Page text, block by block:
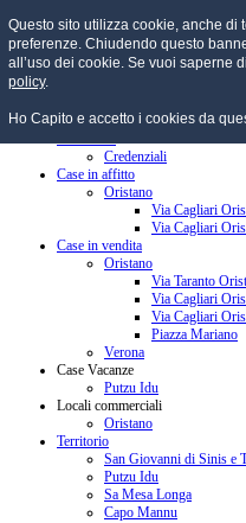
menu
Home
Credenziali
Case in affitto
Oristano
Via Cagliari
Via Cagliari
Case in vendita
Oristano
Via Taranto
Via Cagliari
Via Cagliari
Piazza Mariano
Verona
Case Vacanze
Putzu Idu
Locali commerciali
Oristano
Territorio
San Giovanni di Sinis e
Putzu Idu
Sa Mesa Longa
Capo Mannu
Questo sito utilizza cookie, anche di
preferenze. Chiudendo questo
all’uso dei cookie. Se vuoi saperne
policy.
Ho Capito e accetto i cookies da